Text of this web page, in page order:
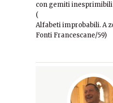
con gemiti
(
Alfabeti improbabili. A
Fonti Francescane/59)